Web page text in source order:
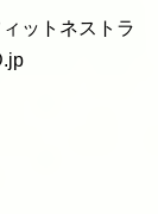
ットネストラ